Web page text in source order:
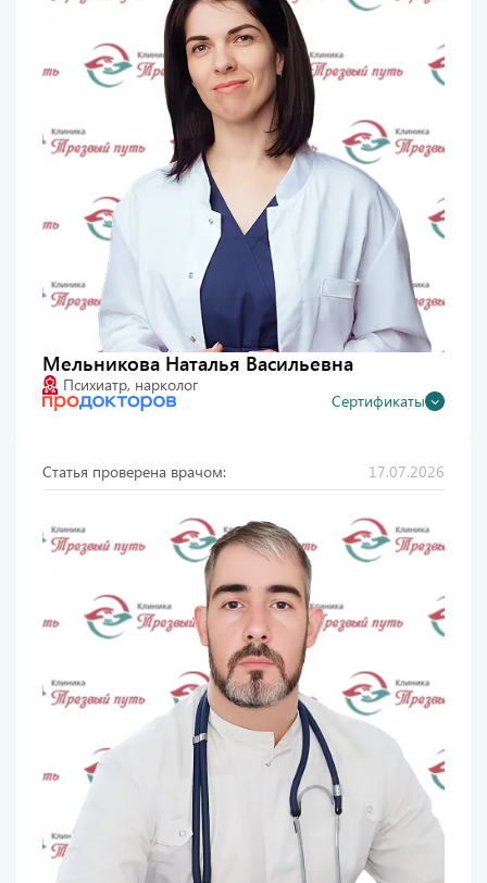
Мельникова Наталья Васильевна
Психиатр, нарколог
Сертификаты
Статья проверена врачом: 17.07.2026